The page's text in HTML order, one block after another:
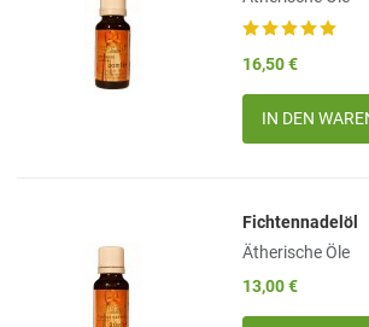
Add to Compare
16,50 €
Menge
Add to Wishlist
Add to Compare
Fichtennadelöl
Ätherische Öle
13,00 €